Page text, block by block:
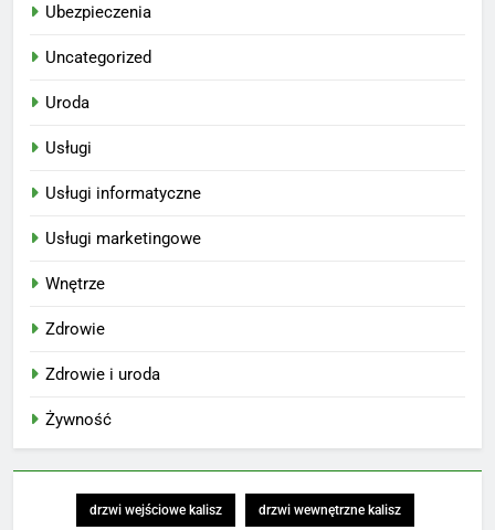
Ubezpieczenia
Uncategorized
Uroda
Usługi
Usługi informatyczne
Usługi marketingowe
Wnętrze
Zdrowie
Zdrowie i uroda
Żywność
drzwi wejściowe kalisz drzwi wewnętrzne kalisz